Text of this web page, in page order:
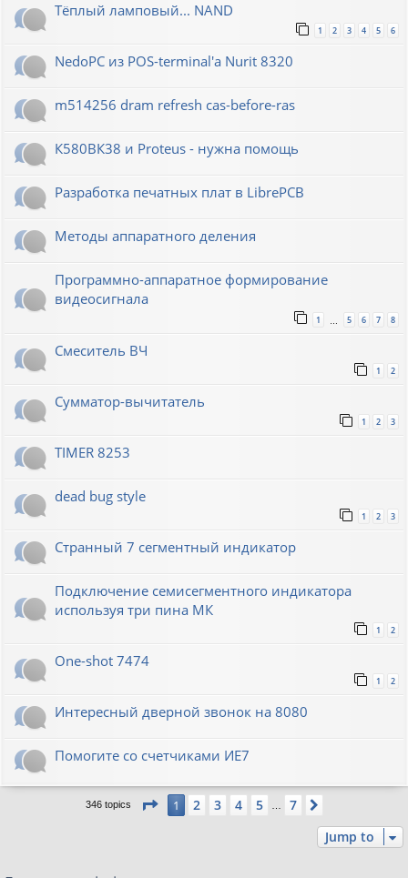
Тёплый ламповый... NAND
1 2 3 4 5 6
NedoPC из POS-terminal'а Nurit 8320
m514256 dram refresh cas-before-ras
К580ВК38 и Proteus - нужна помощь
Разработка печатных плат в LibrePCB
Методы аппаратного деления
Программно-аппаратное формирование
видеосигнала
1 5 6 7 8
Смеситель ВЧ
1 2
Сумматор-вычитатель
1 2 3
TIMER 8253
dead bug style
1 2 3
Странный 7 сегментный индикатор
Подключение семисегментного индикатора
используя три пина МК
1 2
One-shot 7474
1 2
Интересный дверной звонок на 8080
Помогите со счетчиками ИЕ7
346 topics Page 1of7
1 2 3 4 5 7
Jump to